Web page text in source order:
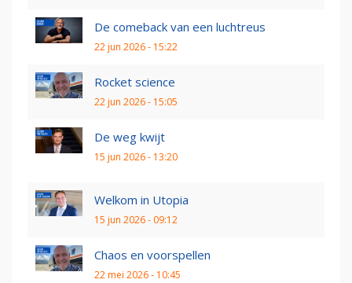
De comeback van een luchtreus
22 jun 2026 - 15:22
Rocket science
22 jun 2026 - 15:05
De weg kwijt
15 jun 2026 - 13:20
Welkom in Utopia
15 jun 2026 - 09:12
Chaos en voorspellen
22 mei 2026 - 10:45